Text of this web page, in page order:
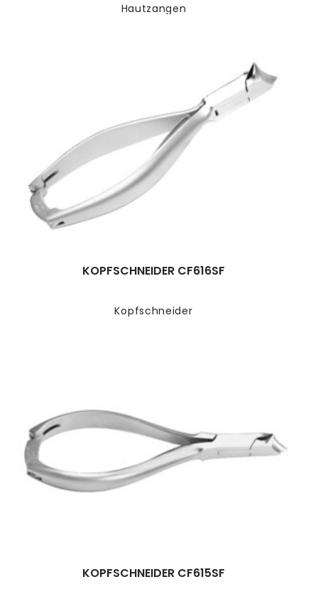
Hautzangen
Kopfschneider
KOPFSCHNEIDER CF616SF
KOPFSCHNEIDER CF615SF